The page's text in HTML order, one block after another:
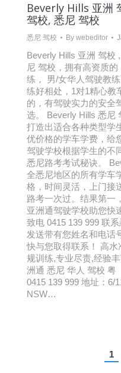
Beverly Hills 亚洲
驾校, 悉尼 驾校
悉尼 驾校 By webeditor
Beverly Hills 亚洲 驾校
尼 驾校，拥有高资质
练， 男/女华人驾驶教
练好相处，1对1精心教
的，有驾驶实力的安全
选。 Beverly Hills 悉尼
打造出适合各种类型学
优价格的学车学费，给
驾驶学校根据学生的不
悉尼路考考试秘诀。
全悉尼地区的所有学车
格，时间灵活，上门接
路考一次过。结果第一
亚洲通驾驶学校助您快
致电 0415 139 999 联
发送带有您姓名和电话
快与您取得联系！ 高
规训练,专业尽责,经验
洲通 悉尼 华人 驾校
0415 139 999 地址：6/
NSW…
1